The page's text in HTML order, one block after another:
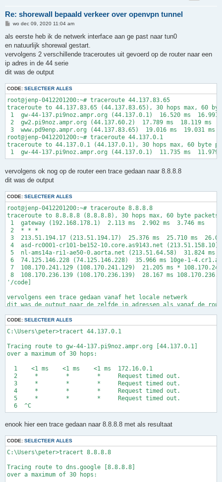
ACCEPT  all     fw      tcp     10600-10998
ACCEPT  all     fw      udp     5000-5001
ACCEPT  all     fw      udp     5060
ACCEPT  all     fw      udp     5090
ACCEPT  all     fw      udp     9000-9398
Re: shorewall bepaald verkeer over openvpn tunnel
B
r
c
h
wo dec 09, 2020 11:04 am
als eerste heb ik de netwerk interface aan ge past naar tun0
en natuurlijk shorewal gestart.
vervolgens 2 verschillende traceroutes uit gevoerd op de router naar een
ip adres in de 44 serie
dit was de output
CODE: SELECTEER ALLES
root@jenp-0412201200:~# traceroute 44.137.83.65
traceroute to 44.137.83.65 (44.137.83.65), 30 hops max, 60
1  gw-44-137.pi9noz.ampr.org (44.137.0.1)  16.520 ms  16.991
2  gw2.pi9noz.ampr.org (44.137.60.2)  17.789 ms  18.119 ms
3  www.pd9enp.ampr.org (44.137.83.65)  19.016 ms  19.031 ms
root@jenp-0412201200:~# traceroute 44.137.0.1
traceroute to 44.137.0.1 (44.137.0.1), 30 hops max, 60 byte
vervolgens ok nog op de router een trace gedaan naar 8.8.8.8
dit was de output
CODE: SELECTEER ALLES
root@jenp-0412201200:~# traceroute 8.8.8.8
traceroute to 8.8.8.8 (8.8.8.8), 30 hops max, 60 byte packets
1  gateway (192.168.178.1)  2.113 ms  2.902 ms  3.746 ms
2  * * *
3  213.51.194.17 (213.51.194.17)  25.376 ms  25.710 ms
4  asd-rc0001-cr101-be152-10.core.as9143.net (213.51.158.10)
5  nl-ams14a-ri1-ae50-0.aorta.net (213.51.64.58)  31.824 ms
6  74.125.146.228 (74.125.146.228)  35.966 ms 10ge-1-
7  108.170.241.129 (108.170.241.129)  21.205 ms *
8  108.170.236.139 (108.170.236.139)  28.167 ms
'/code]
vervolgens een trace gedaan vanaf het locale netwerk
dit was de output naar de zelfde ip adressen als vanaf de
C:\Users\peter>tracert 44.137.83.65
Tracing route to www.pd9enp.ampr.org [44.137.83.65]
over a maximum of 30 hops:
  1    <1 ms    <1 ms    <1 ms  172.16.0.1
  3     *        *        *     Request timed out.
  4     *        *        *     Request timed out.
  5     *        *        *     Request timed out.
CODE: SELECTEER ALLES
C:\Users\peter>tracert 44.137.0.1
Tracing route to gw-44-137.pi9noz.ampr.org [44.137.0.1]
over a maximum of 30 hops:
  1    <1 ms    <1 ms    <1 ms  172.16.0.1
  2     *        *        *     Request timed out.
  3     *        *        *     Request timed out.
  4     *        *        *     Request timed out.
  5     *        *        *     Request timed out.
enook hier een trace gedaan naar 8.8.8.8 met als resultaat
CODE: SELECTEER ALLES
C:\Users\peter>tracert 8.8.8.8
Tracing route to dns.google [8.8.8.8]
over a maximum of 30 hops: